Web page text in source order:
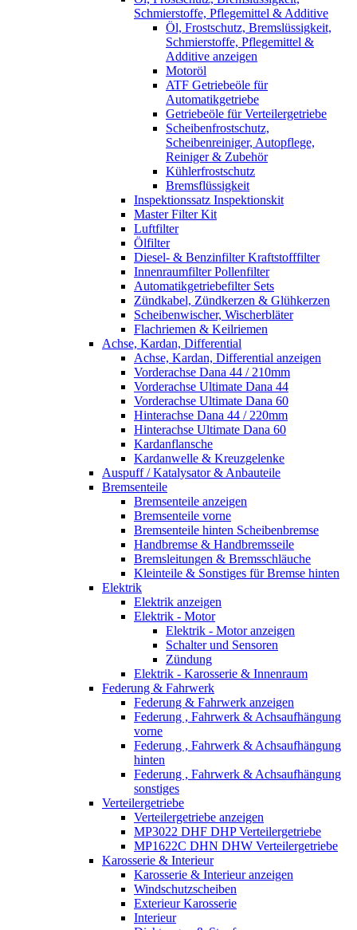
Schmierstoffe, Pflegemittel & Additive
Öl, Frostschutz, Bremslüssigkeit,
Schmierstoffe, Pflegemittel &
Additive anzeigen
Motoröl
ATF Getriebeöle für
Automatikgetriebe
Getriebeöle für Verteilergetriebe
Scheibenfrostschutz,
Scheibenreiniger, Autopflege,
Reiniger & Zubehör
Kühlerfrostschutz
Bremsflüssigkeit
Inspektionssatz Inspektionskit
Master Filter Kit
Luftfilter
Ölfilter
Diesel- & Benzinfilter Kraftstofffilter
Innenraumfilter Pollenfilter
Automatikgetriebefilter Sets
Zündkabel, Zündkerzen & Glühkerzen
Scheibenwischer, Wischerbläter
Flachriemen & Keilriemen
Achse, Kardan, Differential
Achse, Kardan, Differential anzeigen
Vorderachse Dana 44 / 210mm
Vorderachse Ultimate Dana 44
Vorderachse Ultimate Dana 60
Hinterachse Dana 44 / 220mm
Hinterachse Ultimate Dana 60
Kardanflansche
Kardanwelle & Kreuzgelenke
Auspuff / Katalysator & Anbauteile
Bremsenteile
Bremsenteile anzeigen
Bremsenteile vorne
Bremsenteile hinten Scheibenbremse
Handbremse & Handbremsseile
Bremsleitungen & Bremsschläuche
Kleinteile & Sonstiges für Bremse hinten
Elektrik
Elektrik anzeigen
Elektrik - Motor
Elektrik - Motor anzeigen
Schalter und Sensoren
Zündung
Elektrik - Karosserie & Innenraum
Federung & Fahrwerk
Federung & Fahrwerk anzeigen
Federung , Fahrwerk & Achsaufhängung
vorne
Federung , Fahrwerk & Achsaufhängung
hinten
Federung , Fahrwerk & Achsaufhängung
sonstiges
Verteilergetriebe
Verteilergetriebe anzeigen
MP3022 DHF DHP Verteilergetriebe
MP1622C DHN DHW Verteilergetriebe
Karosserie & Interieur
Karosserie & Interieur anzeigen
Windschutzscheiben
Exterieur Karosserie
Interieur